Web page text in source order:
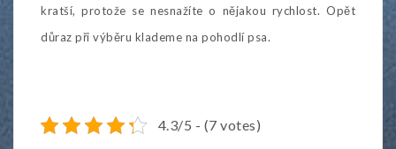
kratší, protože se nesnažíte o nějakou rychlost. Opět
důraz při výběru klademe na pohodlí psa.
4.3/5 - (7 votes)